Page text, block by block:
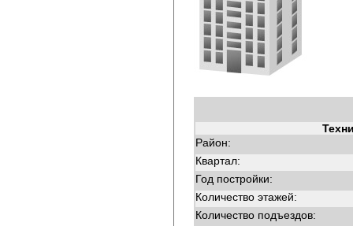
Район:
Квартал:
Год постройки:
Количество этажей:
Количество подъездов: